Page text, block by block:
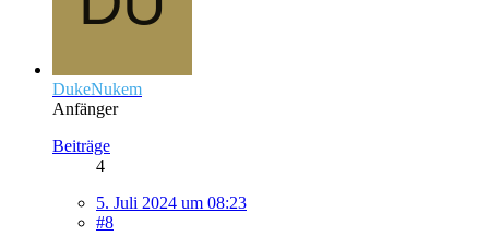
DukeNukem
Anfänger
Beiträge
4
5. Juli 2024 um 08:23
#8